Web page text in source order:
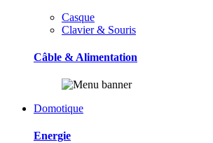
Casque
Clavier & Souris
Câble & Alimentation
Domotique
Energie